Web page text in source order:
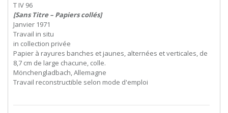
T IV 96
[Sans Titre – Papiers collés]
Janvier 1971
Travail in situ
in collection privée
Papier à rayures banches et jaunes, alternées et verticales, de
8,7 cm de large chacune, colle.
Mönchengladbach, Allemagne
Travail reconstructible selon mode d'emploi